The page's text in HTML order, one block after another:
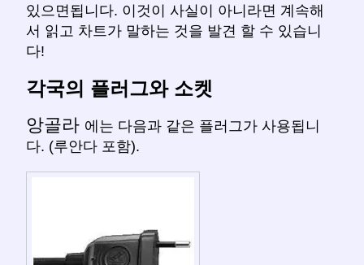
있으면됩니다. 이것이 사실이 아니라면 계속해
서 읽고 차트가 말하는 것을 발견 할 수 있습니
다!
각국의 플러그와 소켓
앙골라 에는 다음과 같은 플러그가 사용됩니
다. (루안다 포함).